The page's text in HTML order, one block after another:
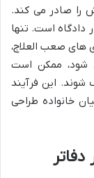
را صادر می کند.
دادگاه است. تنها
های صعب العلاج،
شود، ممکن است
این فرآیند
خانواده طراحی